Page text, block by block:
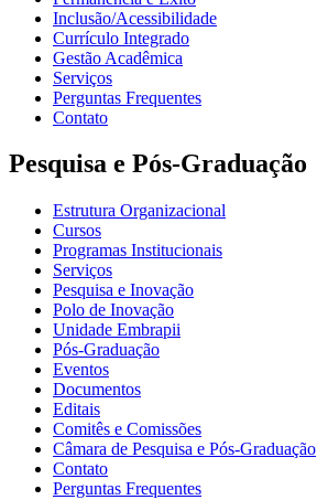
Inclusão/Acessibilidade
Currículo Integrado
Gestão Acadêmica
Serviços
Perguntas Frequentes
Contato
Pesquisa e Pós-Graduação
Estrutura Organizacional
Cursos
Programas Institucionais
Serviços
Pesquisa e Inovação
Polo de Inovação
Unidade Embrapii
Pós-Graduação
Eventos
Documentos
Editais
Comitês e Comissões
Câmara de Pesquisa e Pós-Graduação
Contato
Perguntas Frequentes